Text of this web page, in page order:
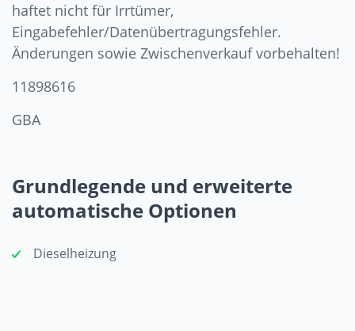
haftet nicht für Irrtümer,
Eingabefehler/Datenübertragungsfehler.
Änderungen sowie Zwischenverkauf vorbehalten!
11898616
GBA
Grundlegende und erweiterte
automatische Optionen
Dieselheizung